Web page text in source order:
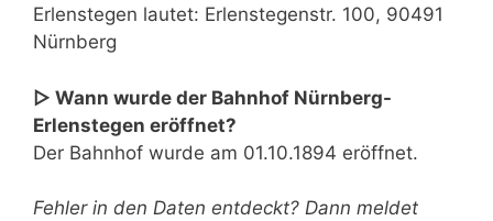
Erlenstegen lautet: Erlenstegenstr. 100, 90491
Nürnberg
▷ Wann wurde der Bahnhof Nürnberg-
Erlenstegen eröffnet?
Der Bahnhof wurde am 01.10.1894 eröffnet.
Fehler in den Daten entdeckt? Dann meldet